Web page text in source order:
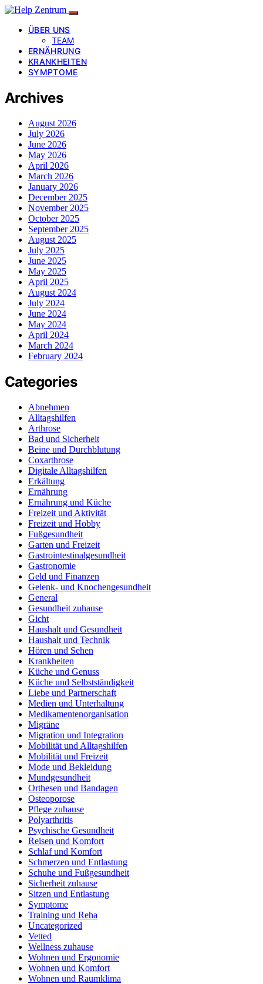
ÜBER UNS
TEAM
ERNÄHRUNG
KRANKHEITEN
SYMPTOME
Archives
August 2026
July 2026
June 2026
May 2026
April 2026
March 2026
January 2026
December 2025
November 2025
October 2025
September 2025
August 2025
July 2025
June 2025
May 2025
April 2025
August 2024
July 2024
June 2024
May 2024
April 2024
March 2024
February 2024
Categories
Abnehmen
Alltagshilfen
Arthrose
Bad und Sicherheit
Beine und Durchblutung
Coxarthrose
Digitale Alltagshilfen
Erkältung
Ernährung
Ernährung und Küche
Freizeit und Aktivität
Freizeit und Hobby
Fußgesundheit
Garten und Freizeit
Gastrointestinalgesundheit
Gastronomie
Geld und Finanzen
Gelenk- und Knochengesundheit
General
Gesundheit zuhause
Gicht
Haushalt und Gesundheit
Haushalt und Technik
Hören und Sehen
Krankheiten
Küche und Genuss
Küche und Selbstständigkeit
Liebe und Partnerschaft
Medien und Unterhaltung
Medikamentenorganisation
Migräne
Migration und Integration
Mobilität und Alltagshilfen
Mobilität und Freizeit
Mode und Bekleidung
Mundgesundheit
Orthesen und Bandagen
Osteoporose
Pflege zuhause
Polyarthritis
Psychische Gesundheit
Reisen und Komfort
Schlaf und Komfort
Schmerzen und Entlastung
Schuhe und Fußgesundheit
Sicherheit zuhause
Sitzen und Entlastung
Symptome
Training und Reha
Uncategorized
Vetted
Wellness zuhause
Wohnen und Ergonomie
Wohnen und Komfort
Wohnen und Raumklima